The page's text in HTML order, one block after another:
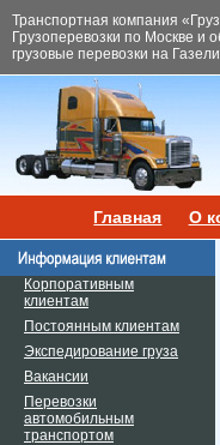
Транспортная компания
Грузоперевозки по Москве и
грузовые перевозки на
Главная О
Корпоративным
клиентам
Постоянным клиентам
Экспедирование груза
Вакансии
Перевозки
автомобильным
транспортом